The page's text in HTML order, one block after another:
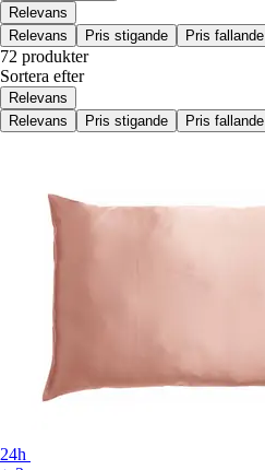
Relevans
Relevans
Pris stigande Pris fallande
72 produkter
Sortera efter
Relevans
Relevans
Pris stigande Pris fallande
24h